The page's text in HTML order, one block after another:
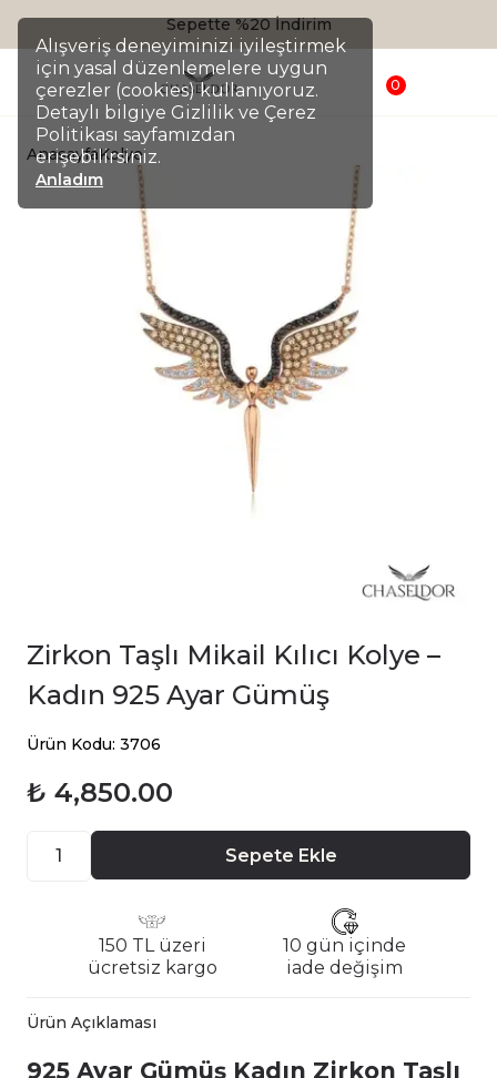
Alışveriş deneyiminizi iyileştirmek
için yasal düzenlemelere uygun
çerezler (cookies) kullanıyoruz.
Detaylı bilgiye Gizlilik ve Çerez
Politikası sayfamızdan
erişebilirsiniz.
Anladım
Sepette %20 İndirim
0
AnasayfaKolye
Zirkon Taşlı Mikail Kılıcı Kolye –
Kadın 925 Ayar Gümüş
Ürün Kodu: 3706
₺ 4,850.00
Sepete Ekle
150 TL üzeri
ücretsiz kargo
10 gün içinde
iade değişim
Ürün Açıklaması
925 Ayar Gümüş Kadın Zirkon Taşlı